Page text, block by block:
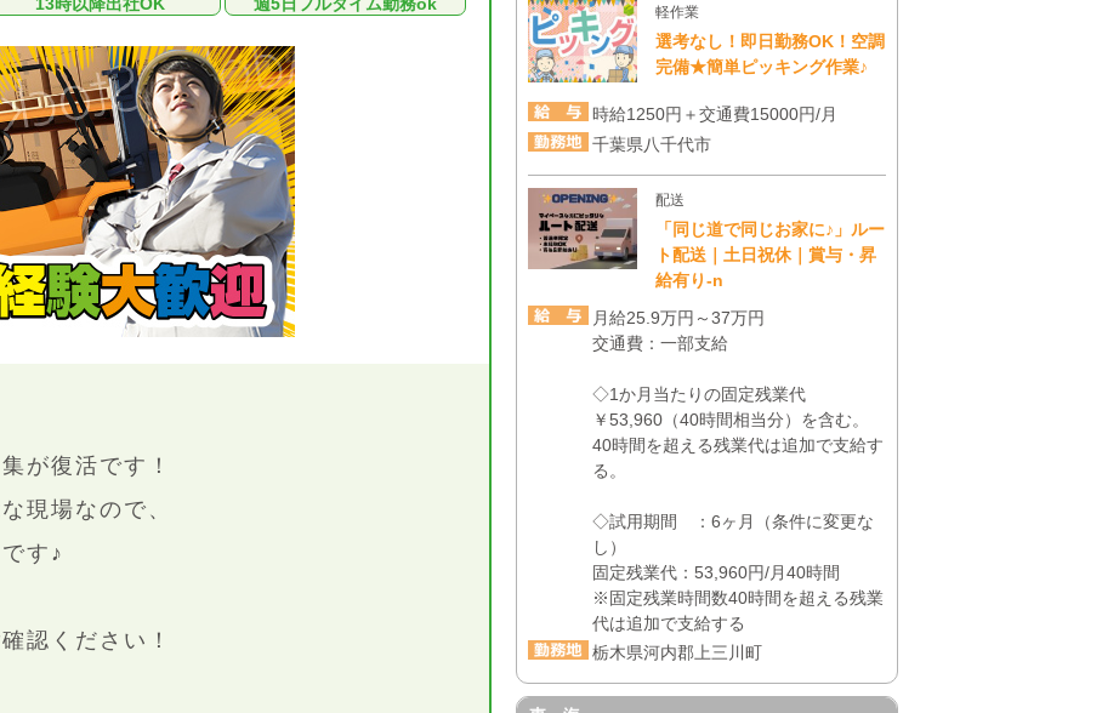
が復活です！
現場なので、
す♪
認ください！
軽作業
選考なし！即日勤務OK！空調
完備★簡単ピッキング作業♪
時給1250円＋交通費15000円/月
千葉県八千代市
配送
「同じ道で同じお家に♪」ルー
ト配送｜土日祝休｜賞与・昇
給有り-n
月給25.9万円～37万円
交通費：一部支給
◇1か月当たりの固定残業代
￥53,960（40時間相当分）を含む。
40時間を超える残業代は追加で支給す
る。
◇試用期間 ：6ヶ月（条件に変更な
し）
固定残業代：53,960円/月40時間
※固定残業時間数40時間を超える残業
代は追加で支給する
栃木県河内郡上三川町